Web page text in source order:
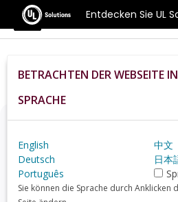
Entdecken Sie UL
Benchmarks
Home De Compare
Denken Sie über ein
Finden Sie mit 3DMark, dem
heraus, wie Ihr PC im Vergleich
abschneidet.
BETRACHTEN DER WEBSEITE
SPRACHE
English
中文
Deutsch
日本
Português
Sie können die Sprache durch Anklicken